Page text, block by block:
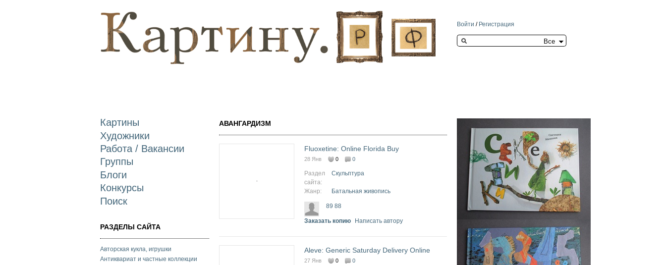
основному
содержанию
Войти / Регистрация
Search this site
Картины
Художники
Работа / Вакансии
Группы
Блоги
Конкурсы
Поиск
РАЗДЕЛЫ САЙТА
Авторская кукла, игрушки
Антиквариат и частные коллекции
АВАНГАРДИЗМ
Fluoxetine: Online Florida Buy
28 Янв 0 0
Раздел
сайта:
Скульптура
Жанр: Батальная живопись
89 88
Заказать копию Написать автору
Aleve: Generic Saturday Delivery Online
27 Янв 0 0